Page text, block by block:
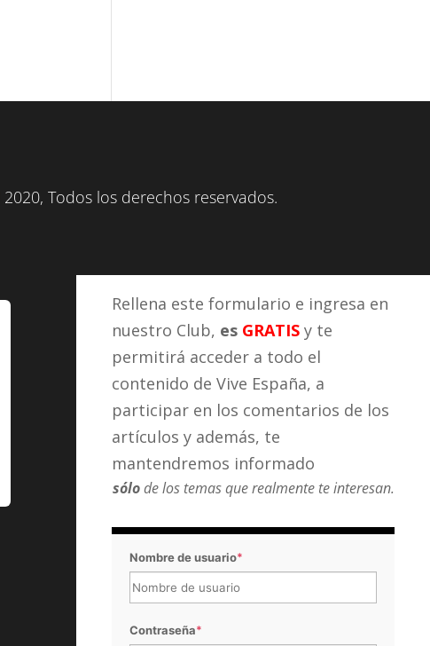
2020, Todos los derechos reservados.
Rellena este formulario e ingresa en
nuestro Club, es GRATIS y te
permitirá acceder a todo el
contenido de Vive España, a
participar en los comentarios de los
artículos y además, te
mantendremos informado
sólode los temas que realmente te interesan.
Nombre de usuario*
Contraseña*